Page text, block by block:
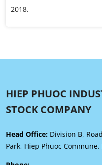
2018.
HIEP PHUOC
STOCK COMPANY
Head Office: Division B,
Park, Hiep Phuoc